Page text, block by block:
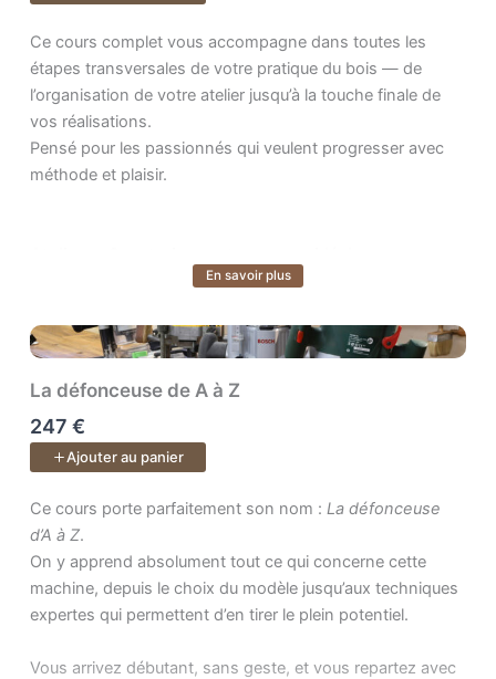
Ce cours complet vous accompagne dans toutes les étapes
Ce cours complet vous accompagne dans toutes les
étapes transversales de votre pratique du bois — de
l’organisation de votre atelier jusqu’à la touche finale de
vos réalisations.
Pensé pour les passionnés qui veulent progresser avec
méthode et plaisir.
Transformez votre atelier en un lieu fonctionnel, sûr et
organiser vos postes de travail et tirer le meilleur parti de
votre espace, quel que soit sa taille ou votre budget.
Conception — Donnez vie à vos idées
Apprenez à concevoir et modéliser vos projets. Vous
fabrication.
Bois — Comprenez la matière vivante
Faites du bois votre meilleur allié. Apprenez à choisir les
En savoir plus
La défonceuse de A à Z
247 €
Ajouter au panier
Ce cours porte parfaitement son nom : . On y apprend
Ce cours porte parfaitement son nom :La défonceuse
d’A à Z.
On y apprend absolument tout ce qui concerne cette
machine, depuis le choix du modèle jusqu’aux techniques
expertes qui permettent d’en tirer le plein potentiel.
Vous arrivez débutant, sans geste, et vous repartez avec